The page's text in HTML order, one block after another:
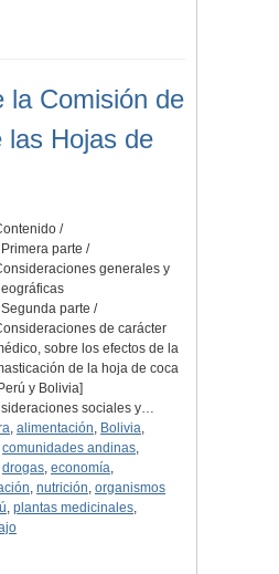
la Comisión de
las Hojas de
/
parte /
generales y
parte /
de carácter
sobre los efectos de la
de la hoja de coca
y Bolivia]
sociales y…
, alimentación, Bolivia,
comunidades andinas,
drogas, economía,
, nutrición, organismos
, plantas medicinales,